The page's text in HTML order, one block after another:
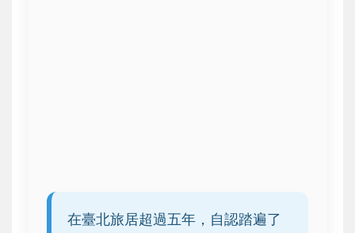
在臺北旅居超過五年，自認踏遍了